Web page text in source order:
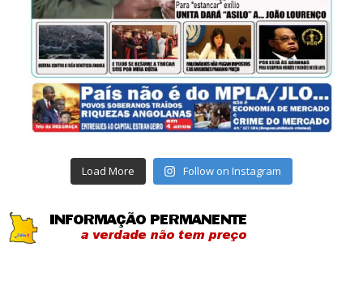
Load More Follow on Instagram